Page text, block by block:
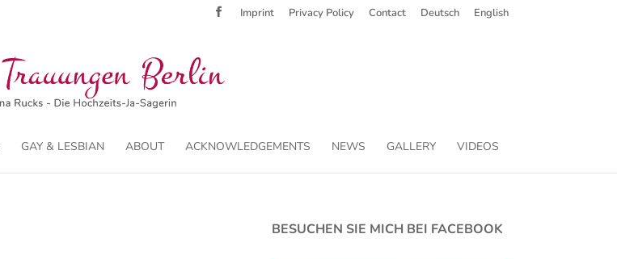
Imprint Privacy Policy Contact Deutsch English
GAY & LESBIAN ABOUT ACKNOWLEDGEMENTS NEWS GALLERY VIDEOS
BESUCHEN SIE MICH BEI FACEBOOK